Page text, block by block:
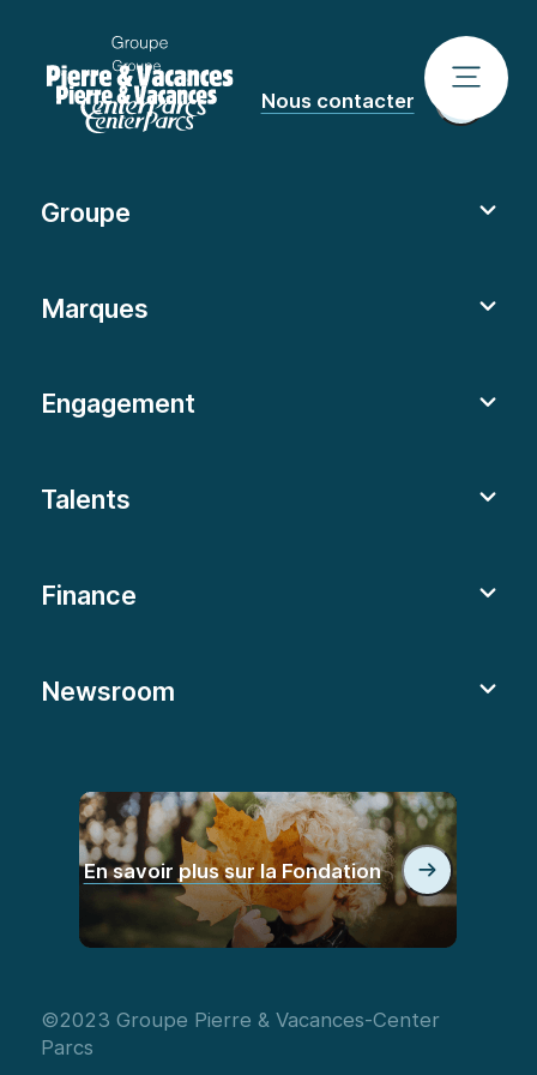
Nous contacter
Groupe
Marques
Engagement
Talents
Finance
Newsroom
En savoir plus sur la Fondation
©2023 Groupe Pierre & Vacances-Center
Parcs